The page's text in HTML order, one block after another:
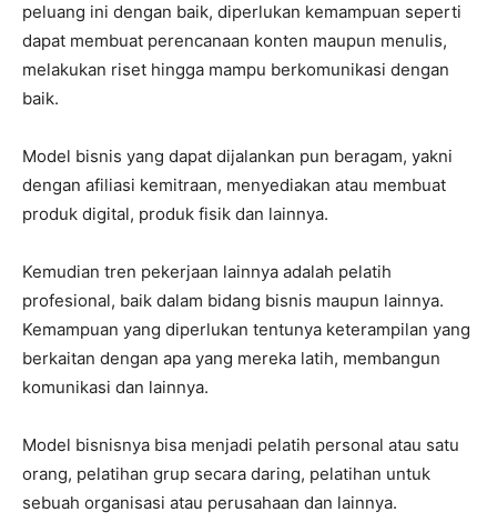
peluang ini dengan baik, diperlukan kemampuan seperti
dapat membuat perencanaan konten maupun menulis,
melakukan riset hingga mampu berkomunikasi dengan
baik.
Model bisnis yang dapat dijalankan pun beragam, yakni
dengan afiliasi kemitraan, menyediakan atau membuat
produk digital, produk fisik dan lainnya.
Kemudian tren pekerjaan lainnya adalah pelatih
profesional, baik dalam bidang bisnis maupun lainnya.
Kemampuan yang diperlukan tentunya keterampilan yang
berkaitan dengan apa yang mereka latih, membangun
komunikasi dan lainnya.
Model bisnisnya bisa menjadi pelatih personal atau satu
orang, pelatihan grup secara daring, pelatihan untuk
sebuah organisasi atau perusahaan dan lainnya.